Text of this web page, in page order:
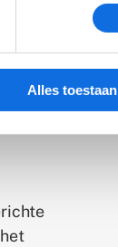
Alles toestaan